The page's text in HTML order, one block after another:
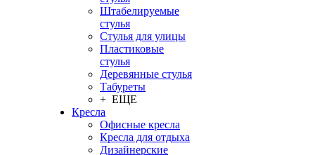
Штабелируемые
стулья
Стулья для улицы
Пластиковые
стулья
Деревянные стулья
Табуреты
+ ЕЩЕ
Кресла
Офисные кресла
Кресла для отдыха
Дизайнерские